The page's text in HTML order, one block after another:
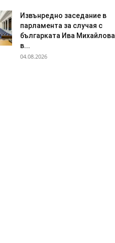
Извънредно заседание в
парламента за случая с
българката Ива Михайлова
в...
04.08.2026